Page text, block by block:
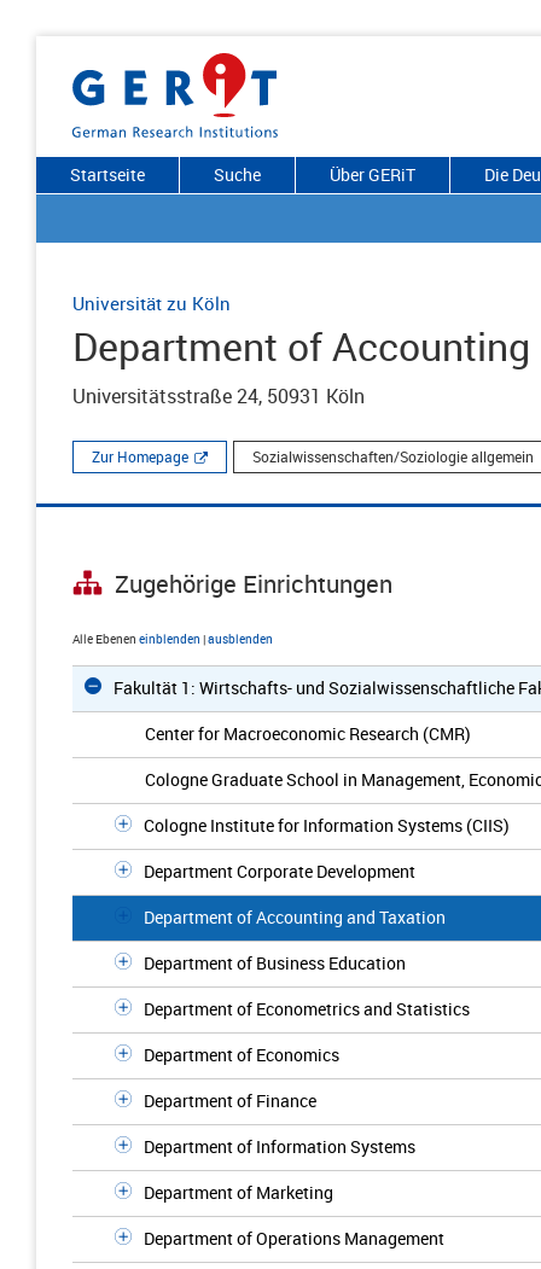
Startseite Suche Über GERiT Die
Universität zu Köln
Department of
Universitätsstraße 24, 50931 Köln
Zur Homepage Sozialwissenschaften/Soziologie allgemein
Zugehörige Einrichtungen
Alle Ebenen einblenden |ausblenden
Fakultät 1: Wirtschafts- und Sozialwissenschaftliche
Center for Macroeconomic Research (CMR)
Cologne Graduate School in Management,
Cologne Institute for Information Systems (CIIS)
Department Corporate Development
Department of Accounting and Taxation
Department of Business Education
Department of Econometrics and Statistics
Department of Economics
Department of Finance
Department of Information Systems
Department of Marketing
Department of Operations Management